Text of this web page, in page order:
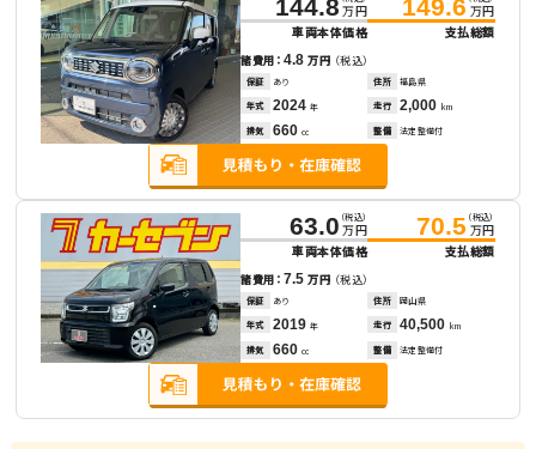
144.8 万円
車両本体価格
149.6 万円
支払総額
諸費用：4.8万円 （税込）
保証 あり 住所 福島県
年式 2024 年 走行 2,000 km
排気 660 cc 整備 法定整備付
63.0 （税込）
万円
車両本体価格
70.5 （税込）
万円
支払総額
諸費用：7.5万円 （税込）
保証 あり 住所 岡山県
年式 2019 年 走行 40,500 km
排気 660 cc 整備 法定整備付